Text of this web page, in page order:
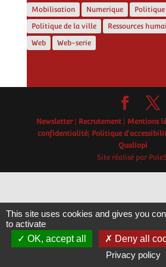
Mobilisation
Numerique
Politique
Politique de la ville
Ressources
Web
Web-serie
Newsletter| Recrutement Mentions
confidentialité| Politique
Qualiopi
Site réalisé par
This site uses cookies and gives you
to activate
OK, accept all
Deny all
Privacy policy